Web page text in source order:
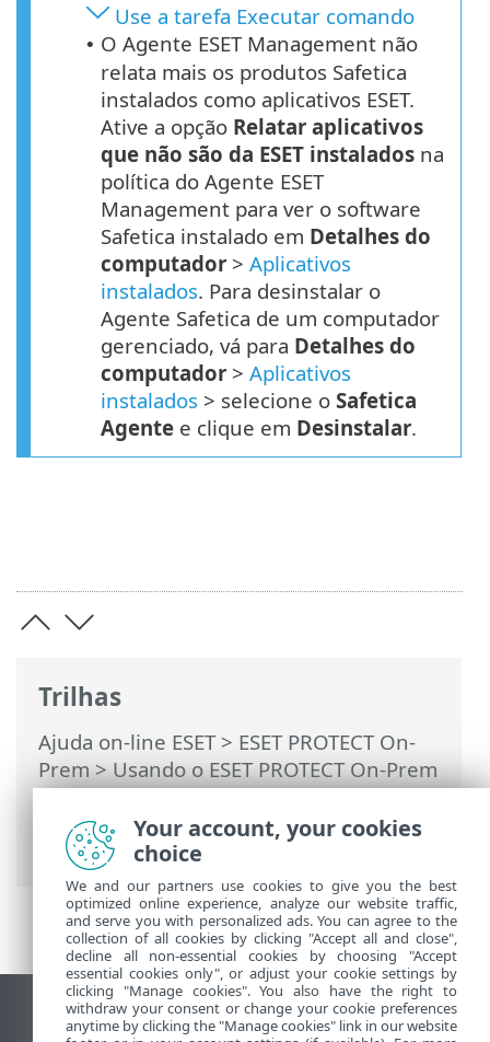
Trilhas
Ajuda on-line ESET> ESET PROTECT On-
Prem>Usando o ESET PROTECT On-Prem
>ESET PROTECT On-Prem Menu principal
Tarefas >Tarefas de cliente> Instalação
de software> Software Safetica
Use a tarefa Executar comando
• O Agente ESET Management não
relata mais os produtos Safetica
instalados como aplicativos ESET.
Ative a opção Relatar aplicativos
que não são da ESET instalados na
política do Agente ESET
Management para ver o software
Safetica instalado em Detalhes do
computador > Aplicativos
instalados. Para desinstalar o
Agente Safetica de um computador
gerenciado, vá para Detalhes do
computador > Aplicativos
instalados > selecione o Safetica
Agente e clique em Desinstalar.
Ver site para desktop
Your account, your cookies
choice
We and our partners use cookies to give you the best
optimized online experience, analyze our website traffic,
and serve you with personalized ads. You can agree to the
collection of all cookies by clicking "Accept all and close",
decline all non-essential cookies by choosing "Accept
essential cookies only", or adjust your cookie settings by
clicking "Manage cookies". You also have the right to
withdraw your consent or change your cookie preferences
anytime by clicking the "Manage cookies" link in our website